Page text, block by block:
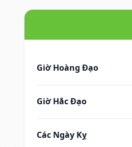
Giờ Hoàng Đạo
Giờ Hắc Đạo
Các Ngày Kỵ